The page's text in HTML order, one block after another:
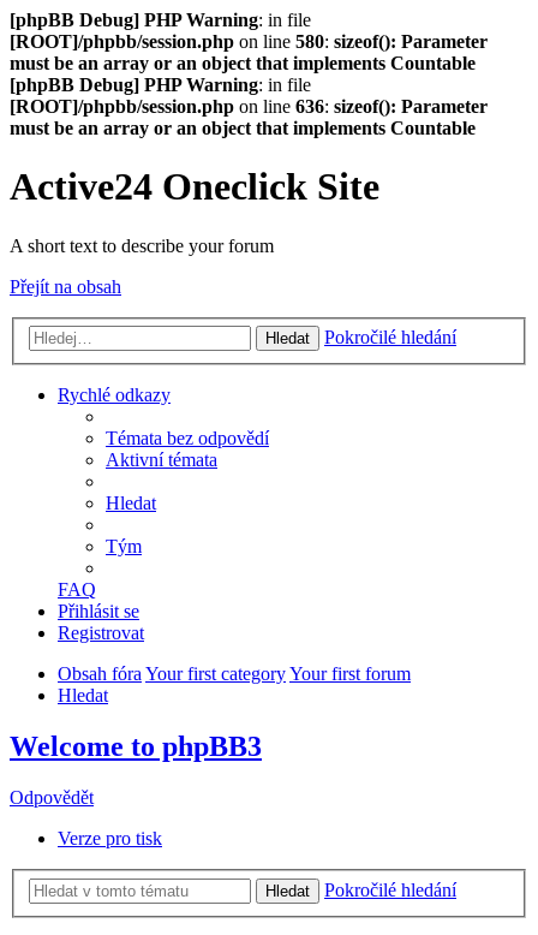
[phpBB Debug] PHP Warning: in file
[ROOT]/phpbb/session.php on line 580: sizeof(): Parameter
must be an array or an object that implements Countable
[phpBB Debug] PHP Warning: in file
[ROOT]/phpbb/session.php on line 636: sizeof(): Parameter
must be an array or an object that implements Countable
Active24 Oneclick Site
A short text to describe your forum
Přejít na obsah
Hledat Pokročilé hledání
Rychlé odkazy
Témata bez odpovědí
Aktivní témata
Hledat
Tým
FAQ
Přihlásit se
Registrovat
Obsah fóraYour first categoryYour first forum
Hledat
Welcome to phpBB3
Odpovědět
Verze pro tisk
Hledat Pokročilé hledání